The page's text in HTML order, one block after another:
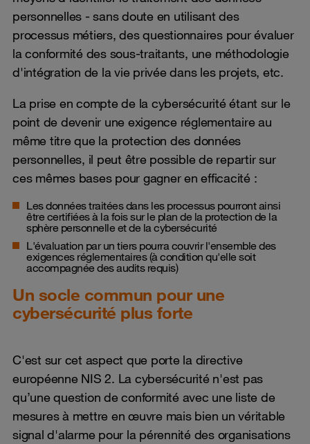
personnelles - sans doute en utilisant des
processus métiers, des questionnaires pour évaluer
la conformité des sous-traitants, une méthodologie
d'intégration de la vie privée dans les projets, etc.
La prise en compte de la cybersécurité étant sur le
point de devenir une exigence réglementaire au
même titre que la protection des données
personnelles, il peut être possible de repartir sur
ces mêmes bases pour gagner en efficacité :
Les données traitées dans les processus pourront ainsi
être certifiées à la fois sur le plan de la protection de la
sphère personnelle et de la cybersécurité
L'évaluation par un tiers pourra couvrir l'ensemble des
exigences réglementaires (à condition qu'elle soit
accompagnée des audits requis)
Un socle commun pour une
cybersécurité plus forte
C'est sur cet aspect que porte la directive
européenne NIS 2. La cybersécurité n'est pas
qu’une question de conformité avec une liste de
mesures à mettre en œuvre mais bien un véritable
signal d'alarme pour la pérennité des organisations